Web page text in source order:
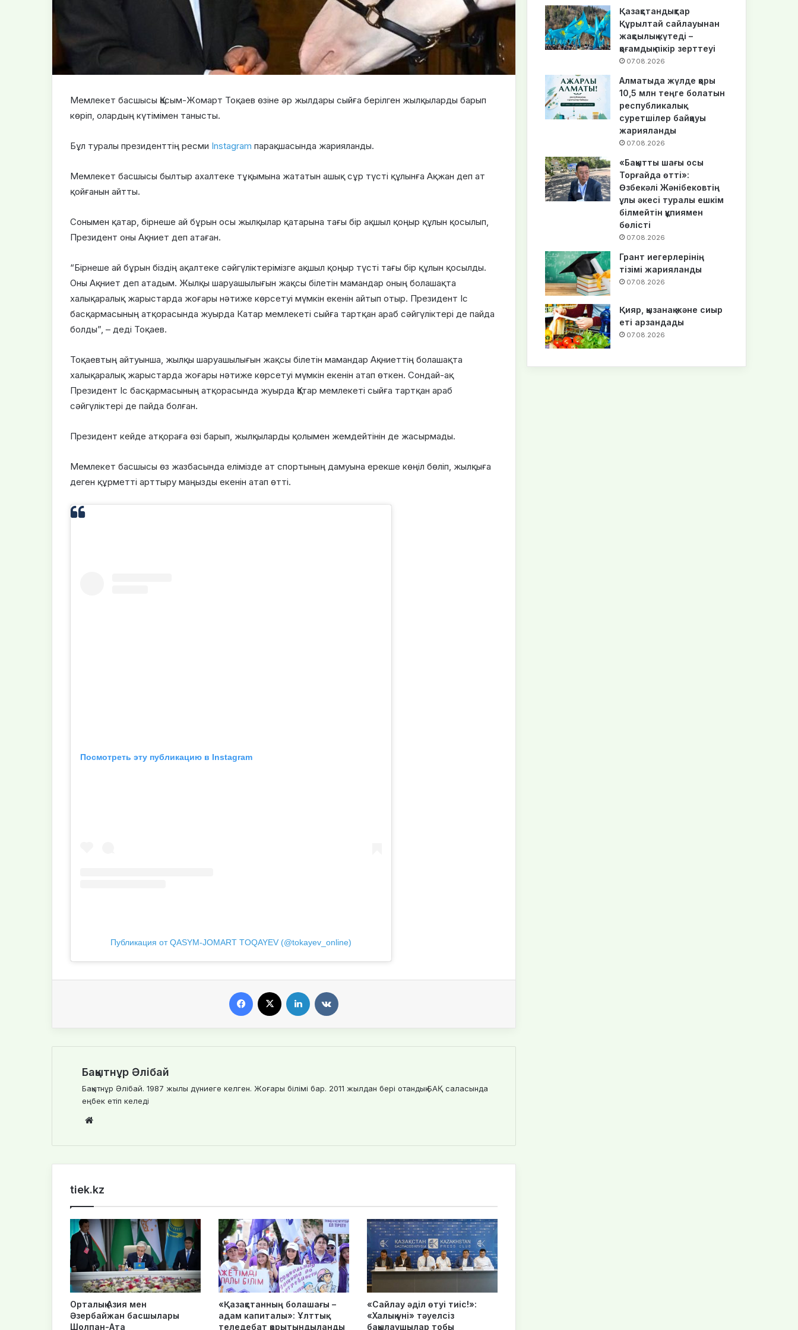
Мемлекет басшысы Қасым-Жомарт Тоқаев өзіне әр жылдары сыйға берілген жылқыларды барып
көріп, олардың күтімімен танысты.
Бұл туралы президенттің ресми Instagram парақшасында жарияланды.
Мемлекет басшысы былтыр ахалтеке тұқымына жататын ашық сұр түсті құлынға Ақжан деп ат
қойғанын айтты.
Сонымен қатар, бірнеше ай бұрын осы жылқылар қатарына тағы бір ақшыл қоңыр құлын қосылып,
Президент оны Ақниет деп атаған.
“Бірнеше ай бұрын біздің ақалтеке сәйгүліктерімізге ақшыл қоңыр түсті тағы бір құлын қосылды.
Оны Ақниет деп атадым. Жылқы шаруашылығын жақсы білетін мамандар оның болашақта
халықаралық жарыстарда жоғары нәтиже көрсетуі мүмкін екенін айтып отыр. Президент Іс
басқармасының атқорасында жуырда Катар мемлекеті сыйға тартқан араб сәйгүліктері де пайда
болды”, – деді Тоқаев.
Тоқаевтың айтуынша, жылқы шаруашылығын жақсы білетін мамандар Ақниеттің болашақта
халықаралық жарыстарда жоғары нәтиже көрсетуі мүмкін екенін атап өткен. Сондай-ақ
Президент Іс басқармасының атқорасында жуырда Қатар мемлекеті сыйға тартқан араб
сәйгүліктері де пайда болған.
Президент кейде атқораға өзі барып, жылқыларды қолымен жемдейтінін де жасырмады.
Мемлекет басшысы өз жазбасында елімізде ат спортының дамуына ерекше көңіл бөліп, жылқыға
деген құрметті арттыру маңызды екенін атап өтті.
Посмотреть эту публикацию в Instagram
Публикация от QASYM-JOMART TOQAYEV (@tokayev_online)
Бақытнұр Әлібай
Бақытнұр Әлібай. 1987 жылы дүниеге келген. Жоғары білімі бар. 2011 жылдан бері отандық БАҚ саласында
еңбек етіп келеді
te
tiek.kz
Орталық Азия мен
Әзербайжан басшылары
Шолпан-Ата
«Қазақстанның болашағы –
адам капиталы»: Ұлттық
теледебат қорытындыланды
«Сайлау әділ өтуі тиіс!»:
«Халық үні» тәуелсіз
бақылаушылар тобы
Қазақстандықтар
Құрылтай сайлауынан
жақсылық күтеді –
қоғамдық пікір зерттеуі
07.08.2026
Алматыда жүлде қоры
10,5 млн теңге болатын
республикалық
суретшілер байқауы
жарияланды
07.08.2026
«Бақытты шағы осы
Торғайда өтті»:
Өзбекәлі Жәнібековтің
ұлы әкесі туралы ешкім
білмейтін құпиямен
бөлісті
07.08.2026
Грант иегерлерінің
тізімі жарияланды
07.08.2026
Қияр, қызанақ және сиыр
еті арзандады
07.08.2026